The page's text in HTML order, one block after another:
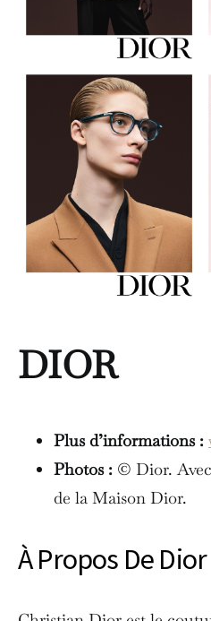
DIOR
Plus d’informations :
Photos : © Dior.
de la Maison Dior.
À Propos De Dior